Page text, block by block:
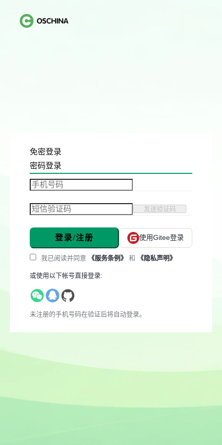
免密登录
密码登录
发送验证码
登录/注册 使用Gitee登录
我已阅读并同意 《服务条例》 和 《隐私声明》
或使用以下帐号直接登录:
未注册的手机号码在验证后将自动登录。